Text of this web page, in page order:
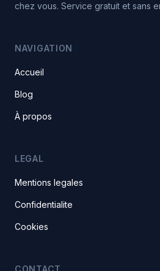
chez vous. Service gratuit et sans
NAVIGATION
Accueil
Blog
À propos
LEGAL
Mentions legales
Confidentialite
Cookies
CONTACT